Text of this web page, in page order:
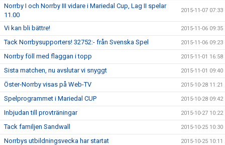
Norrby I och Norrby III vidare i Mariedal Cup, Lag II spelar
11.00
2015-11-07 07:33
Vi kan bli bättre! 2015-11-06 09:35
Tack Norrbysupporters! 32752:- från Svenska Spel 2015-11-06 09:23
Norrby föll med flaggan i topp 2015-11-01 16:58
Sista matchen, nu avslutar vi snyggt 2015-11-01 09:40
Öster-Norrby visas på Web-TV 2015-10-28 11:21
Spelprogrammet i Mariedal CUP 2015-10-28 09:42
Inbjudan till provträningar 2015-10-27 10:22
Tack familjen Sandwall 2015-10-25 10:30
Norrbys utbildningsvecka har startat 2015-10-25 10:11